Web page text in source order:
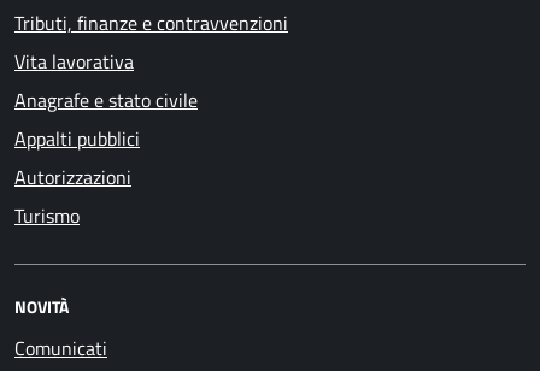
Tributi, finanze e contravvenzioni
Vita lavorativa
Anagrafe e stato civile
Appalti pubblici
Autorizzazioni
Turismo
NOVITÀ
Comunicati